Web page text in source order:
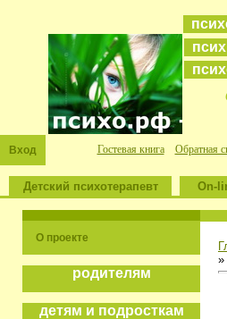
Вход Гостевая книга Обратная
Детский психотерапевт On-
О проекте
родителям
детям и подросткам
»